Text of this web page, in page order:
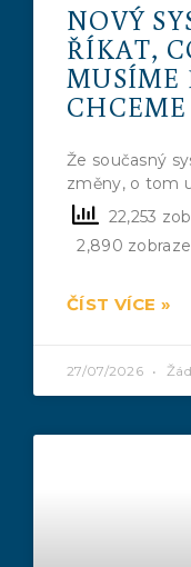
NOVÝ
ŘÍKAT,
MUSÍME
Že současný
změny, o tom
22,253
2,890
ČÍST VÍCE »
27/07/2026